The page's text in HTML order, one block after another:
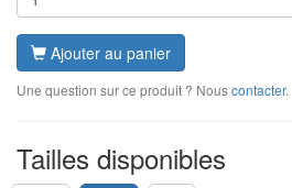
Ajouter au panier
Une question sur ce produit ? Nouscontacter.
Tailles disponibles